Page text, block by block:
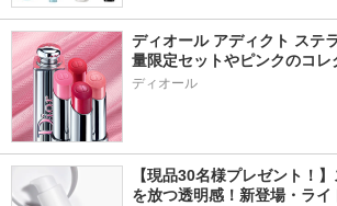
ディオール アディクト ステ
量限定セットやピンクのコレ
ディオール
【現品30名様プレゼント！
を放つ透明感！新登場・ラ